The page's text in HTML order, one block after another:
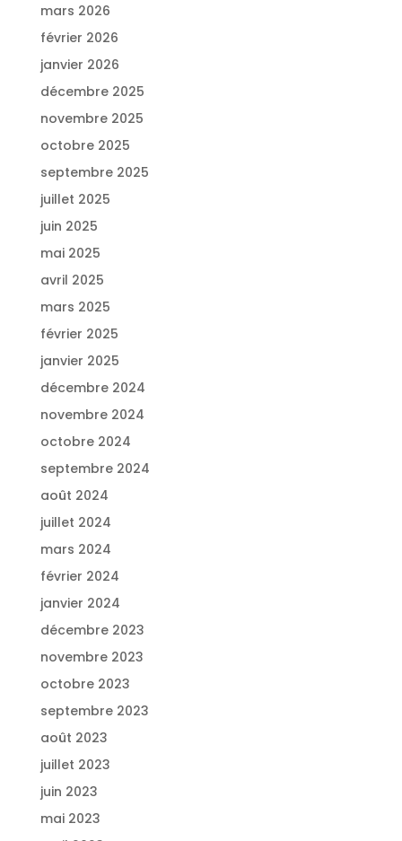
mars 2026
février 2026
janvier 2026
décembre 2025
novembre 2025
octobre 2025
septembre 2025
juillet 2025
juin 2025
mai 2025
avril 2025
mars 2025
février 2025
janvier 2025
décembre 2024
novembre 2024
octobre 2024
septembre 2024
août 2024
juillet 2024
mars 2024
février 2024
janvier 2024
décembre 2023
novembre 2023
octobre 2023
septembre 2023
août 2023
juillet 2023
juin 2023
mai 2023